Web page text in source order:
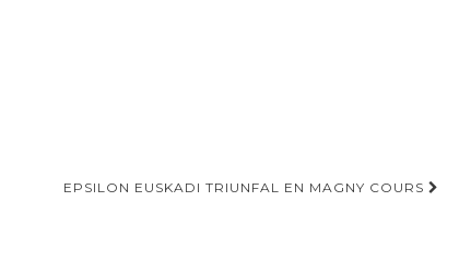
EPSILON EUSKADI TRIUNFAL EN MAGNY COURS